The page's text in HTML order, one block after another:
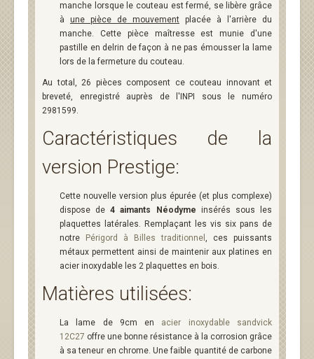
manche lorsque le couteau est fermé, se libère grâce
à une pièce de mouvement placée à l'arrière du
manche. Cette pièce maîtresse est munie d'une
pastille en delrin de façon à ne pas émousser la lame
lors de la fermeture du couteau.
Au total, 26 pièces composent ce couteau innovant et
breveté, enregistré auprès de l'INPI sous le numéro
2981599.
Caractéristiques de la
version Prestige:
Cette nouvelle version plus épurée (et plus complexe)
dispose de4 aimants Néodyme insérés sous les
plaquettes latérales. Remplaçant les vis six pans de
notre
Périgord à Billes traditionnel , ces puissants
métaux permettent ainsi de maintenir aux platines en
acier inoxydable les 2 plaquettes en bois.
Matières utilisées:
La lame de 9cm en acier inoxydable sandvick
12C27 offre une bonne résistance à la corrosion grâce
à sa teneur en chrome. Une faible quantité de carbone